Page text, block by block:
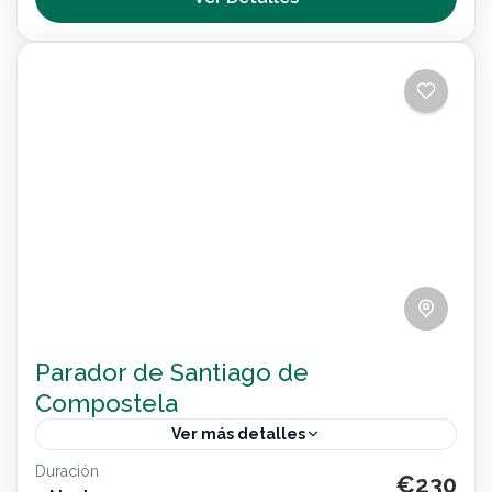
a mar...
Nacional
Parador de Santiago de
Compostela
Ver más detalles
Santiago de Compostela te ofrece historia,
Duración €230